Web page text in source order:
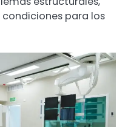
para los